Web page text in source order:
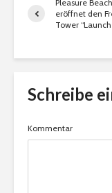
Pleasure
eröffnet den
Tower
Schreibe
Kommentar